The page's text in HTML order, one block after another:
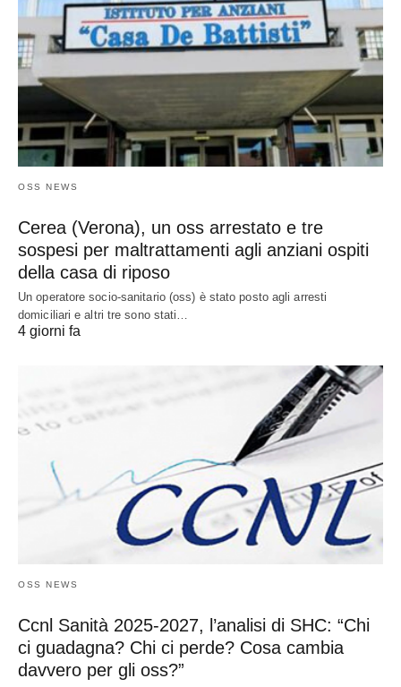
OSS NEWS
Cerea (Verona), un oss arrestato e tre
sospesi per maltrattamenti agli anziani ospiti
della casa di riposo
Un operatore socio-sanitario (oss) è stato posto agli arresti
domiciliari e altri tre sono stati…
4 giorni fa
OSS NEWS
Ccnl Sanità 2025-2027, l’analisi di SHC: “Chi
ci guadagna? Chi ci perde? Cosa cambia
davvero per gli oss?”